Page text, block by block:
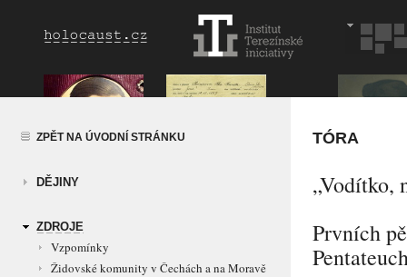
ZPĚT NA ÚVODNÍ STRÁNKU
DĚJINY
ZDROJE
Vzpomínky
Židovské komunity v Čechách a na Moravě
TÓRA
„Vodítko,
Prvních